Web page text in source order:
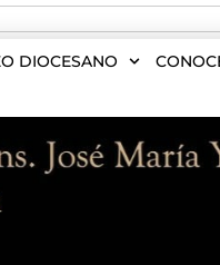
DIOCESANO